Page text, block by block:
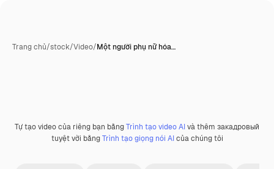
Trang chủ/stock/Video/Một người phụ nữ hóa…
Phần thưởng
Tự tạo video của riêng bạn bằngTrình tạo video AIvà thêm закадровый
tuyệt vời bằngTrình tạo giọng nói AIcủa chúng tôi